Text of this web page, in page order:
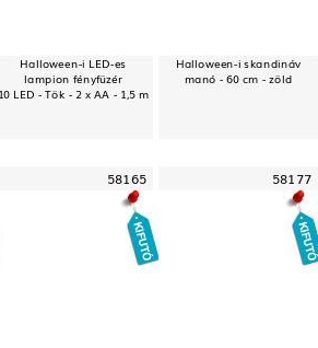
Halloween-i LED-es
lampion fényfüzér
10 LED - Tök - 2 x AA - 1,5 m
Halloween-i skandináv
manó - 60 cm - zöld
58165 58177